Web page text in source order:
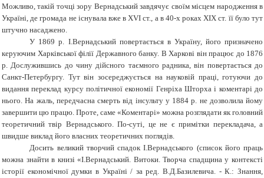
Можливо, такій точці зору Вернадський завдячує своїм місцем народження в
Україні, де громада не існувала вже в XVI ст., а в 40-х роках ХІХ ст. її було тут
штучно насаджено.
У 1869 р. І.Вернадський повертається в Україну, його призначено
керуючим Харківської філії Державного банку. В Харкові він працює до 1876
р. Дослужившись до чину дійсного таємного радника, він повертається до
Санкт-Петербургу. Тут він зосереджується на науковій праці, готуючи до
видання переклад курсу політичної економії Генріха Шторха і коментарі до
нього. На жаль, передчасна смерть від інсульту у 1884 р. не дозволила йому
завершити цю працю. Проте, саме «Коментарі» можна розглядати як головний
теоретичний твір Вернадського. По-суті, це не є примітки перекладача, а
швидше виклад його власних теоретичних поглядів.
Досить великий творчий спадок І.Вернадського (список його праць
можна знайти в книзі «І.Вернадський. Витоки. Творча спадщина у контексті
історії економічної думки в Україні / за ред. В.Д.Базилевича. - К.: Знання,